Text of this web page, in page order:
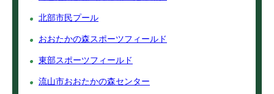
北部市民プール
おおたかの森スポーツフィールド
東部スポーツフィールド
流山市おおたかの森センター